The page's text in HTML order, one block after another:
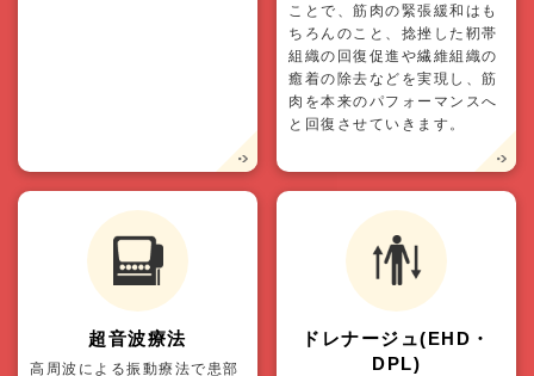
ことで、筋肉の緊張緩和はも
ちろんのこと、捻挫した靭帯
組織の回復促進や繊維組織の
癒着の除去などを実現し、筋
肉を本来のパフォーマンスへ
と回復させていきます。
超音波療法
高周波による振動療法で患部
ドレナージュ(EHD・
DPL)